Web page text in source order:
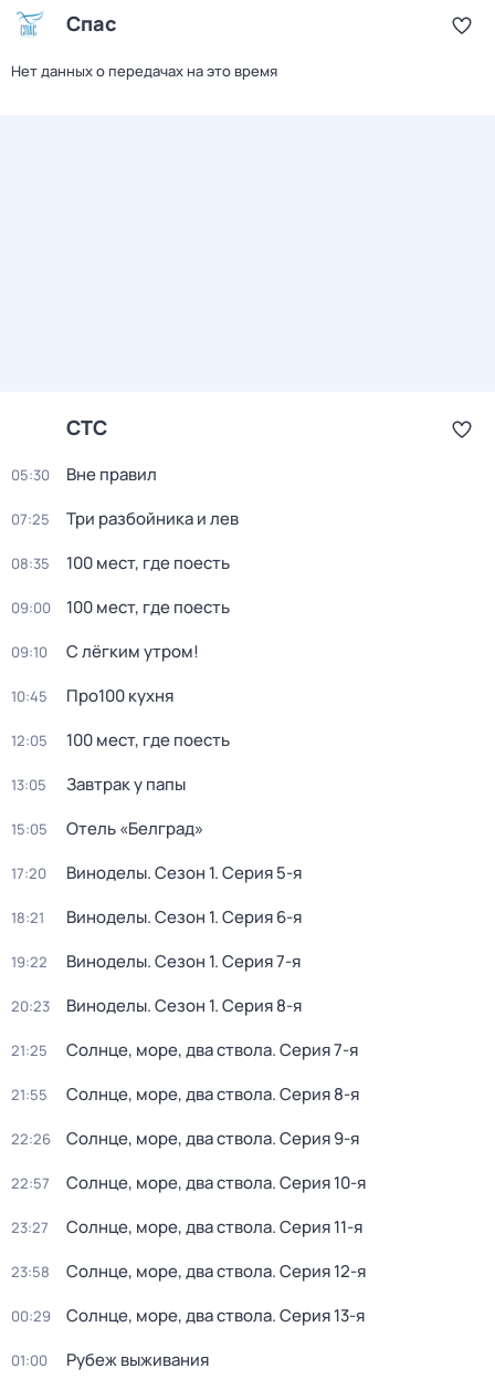
Спас
Нет данных о передачах на это время
СТС
05:30 Вне правил
07:25 Три разбойника и лев
08:35 100 мест, где поесть
09:00 100 мест, где поесть
09:10 С лёгким утром!
10:45 Про100 кухня
12:05 100 мест, где поесть
13:05 Завтрак у папы
15:05 Отель «Белград»
17:20 Виноделы. Сезон 1. Серия 5-я
18:21 Виноделы. Сезон 1. Серия 6-я
19:22 Виноделы. Сезон 1. Серия 7-я
20:23 Виноделы. Сезон 1. Серия 8-я
21:25 Солнце, море, два ствола. Серия 7-я
21:55 Солнце, море, два ствола. Серия 8-я
22:26 Солнце, море, два ствола. Серия 9-я
22:57 Солнце, море, два ствола. Серия 10-я
23:27 Солнце, море, два ствола. Серия 11-я
23:58 Солнце, море, два ствола. Серия 12-я
00:29 Солнце, море, два ствола. Серия 13-я
01:00 Рубеж выживания